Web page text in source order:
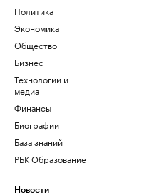
Политика
Экономика
Общество
Бизнес
Технологии и
медиа
Финансы
Биографии
База знаний
РБК Образование
Новости